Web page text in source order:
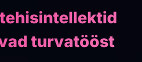
turvatööst